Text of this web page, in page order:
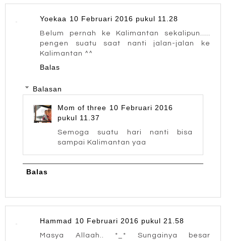
Yoekaa 10 Februari 2016 pukul 11.28
Belum pernah ke Kalimantan sekalipun.....
pengen suatu saat nanti jalan-jalan ke
Kalimantan ^^
Balas
Balasan
Mom of three 10 Februari 2016
pukul 11.37
Semoga suatu hari nanti bisa
sampai Kalimantan yaa
Balas
Hammad 10 Februari 2016 pukul 21.58
Masya Allaah.. *_* Sungainya besar